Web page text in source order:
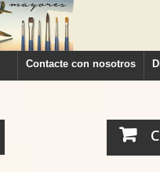
Contacte con nosotros